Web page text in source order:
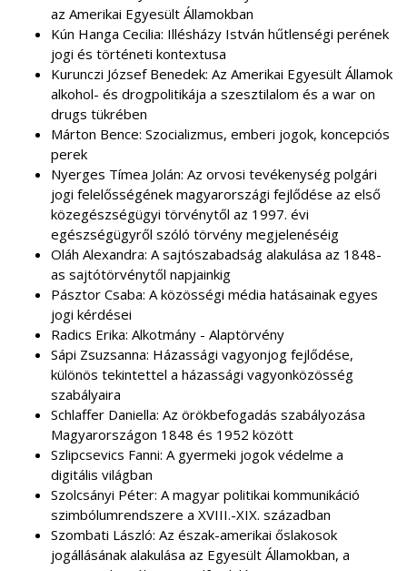
az Amerikai Egyesült Államokban
Kún Hanga Cecilia: Illésházy István hűtlenségi perének
jogi és történeti kontextusa
Kurunczi József Benedek: Az Amerikai Egyesült Államok
alkohol- és drogpolitikája a szesztilalom és a war on
drugs tükrében
Márton Bence: Szocializmus, emberi jogok, koncepciós
perek
Nyerges Tímea Jolán: Az orvosi tevékenység polgári
jogi felelősségének magyarországi fejlődése az első
közegészségügyi törvénytől az 1997. évi
egészségügyről szóló törvény megjelenéséig
Oláh Alexandra: A sajtószabadság alakulása az 1848-
as sajtótörvénytől napjainkig
Pásztor Csaba: A közösségi média hatásainak egyes
jogi kérdései
Radics Erika: Alkotmány - Alaptörvény
Sápi Zsuzsanna: Házassági vagyonjog fejlődése,
különös tekintettel a házassági vagyonközösség
szabályaira
Schlaffer Daniella: Az örökbefogadás szabályozása
Magyarországon 1848 és 1952 között
Szlipcsevics Fanni: A gyermeki jogok védelme a
digitális világban
Szolcsányi Péter: A magyar politikai kommunikáció
szimbólumrendszere a XVIII.-XIX. században
Szombati László: Az észak-amerikai őslakosok
jogállásának alakulása az Egyesült Államokban, a